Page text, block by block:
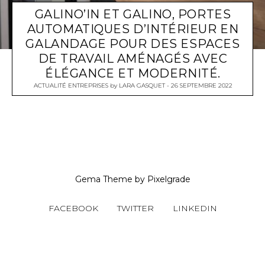
GALINO’IN ET GALINO, PORTES
AUTOMATIQUES D’INTÉRIEUR EN
GALANDAGE POUR DES ESPACES
DE TRAVAIL AMÉNAGÉS AVEC
ÉLÉGANCE ET MODERNITÉ.
ACTUALITÉ ENTREPRISESby LARA GASQUET 26 SEPTEMBRE 2022
Gema Theme by Pixelgrade
FACEBOOK TWITTER LINKEDIN